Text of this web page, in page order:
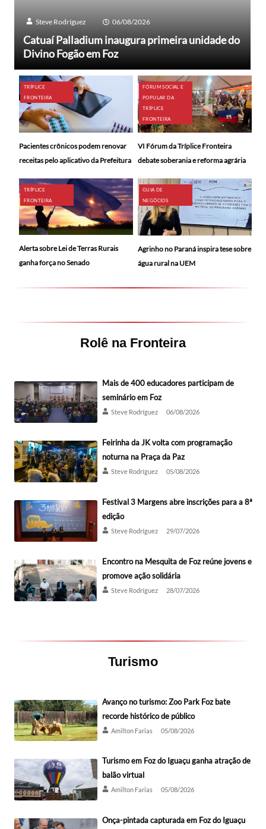
Steve Rodríguez 06/08/2026
Catuaí Palladium inaugura primeira unidade do
Divino Fogão em Foz
TRÍPLICE
FRONTEIRA
Pacientes crônicos podem renovar
receitas pelo aplicativo da Prefeitura
FÓRUM SOCIAL E
POPULAR DA
TRÍPLICE
FRONTEIRA
VI Fórum da Tríplice Fronteira
debate soberania e reforma agrária
TRÍPLICE
FRONTEIRA
Alerta sobre Lei de Terras Rurais
ganha força no Senado
GUIA DE
NEGÓCIOS
Agrinho no Paraná inspira tese sobre
água rural na UEM
Rolê na Fronteira
Mais de 400 educadores participam de
seminário em Foz
Steve Rodríguez 06/08/2026
Feirinha da JK volta com programação
noturna na Praça da Paz
Steve Rodríguez 05/08/2026
Festival 3 Margens abre inscrições para a 8ª
edição
Steve Rodríguez 29/07/2026
Encontro na Mesquita de Foz reúne jovens e
promove ação solidária
Steve Rodríguez 28/07/2026
Turismo
Avanço no turismo: Zoo Park Foz bate
recorde histórico de público
Amilton Farias 05/08/2026
Turismo em Foz do Iguaçu ganha atração de
balão virtual
Amilton Farias 05/08/2026
Onça-pintada capturada em Foz do Iguaçu